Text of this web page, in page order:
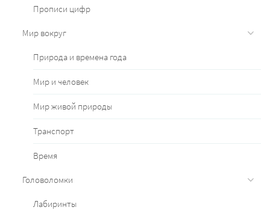
Прописи цифр
Мир вокруг
Природа и времена года
Мир и человек
Мир живой природы
Транспорт
Время
Головоломки
Лабиринты